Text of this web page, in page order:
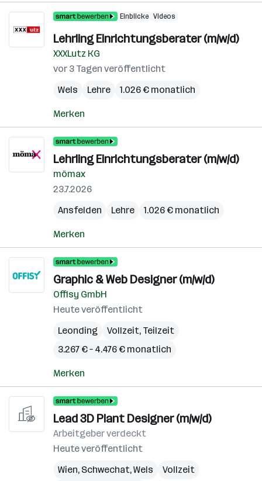
Einblicke Videos
Lehrling Einrichtungsberater (m/w/d)
XXXLutz KG
vor 3 Tagen veröffentlicht
Wels
Lehre 1.026 € monatlich
Merken
Lehrling Einrichtungsberater (m/w/d)
mömax
23.7.2026
Ansfelden
Lehre 1.026 € monatlich
Merken
Graphic & Web Designer (m/w/d)
Offisy GmbH
Heute veröffentlicht
Leonding
Vollzeit, Teilzeit
3.267 € – 4.476 € monatlich
Merken
Lead 3D Plant Designer (m/w/d)
Arbeitgeber verdeckt
Heute veröffentlicht
Wien, Schwechat,Wels Vollzeit